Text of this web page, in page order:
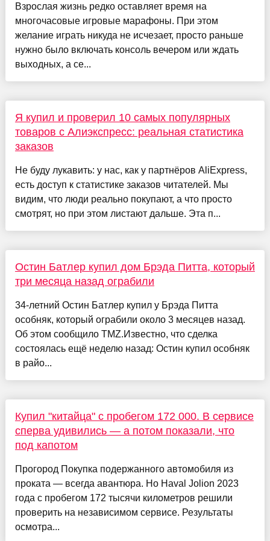
Взрослая жизнь редко оставляет время на
многочасовые игровые марафоны. При этом
желание играть никуда не исчезает, просто раньше
нужно было включать консоль вечером или ждать
выходных, а се...
Я купил и проверил 10 самых популярных
товаров с Алиэкспресс: реальная статистика
заказов
Не буду лукавить: у нас, как у партнёров AliExpress,
есть доступ к статистике заказов читателей. Мы
видим, что люди реально покупают, а что просто
смотрят, но при этом листают дальше. Эта п...
Остин Батлер купил дом Брэда Питта, который
три месяца назад ограбили
34-летний Остин Батлер купил у Брэда Питта
особняк, который ограбили около 3 месяцев назад.
Об этом сообщило TMZ.Известно, что сделка
состоялась ещё неделю назад: Остин купил особняк
в райо...
Купил "китайца" с пробегом 172 000. В сервисе
сперва удивились — а потом показали, что
под капотом
Прогород Покупка подержанного автомобиля из
проката — всегда авантюра. Но Haval Jolion 2023
года с пробегом 172 тысячи километров решили
проверить на независимом сервисе. Результаты
осмотра...